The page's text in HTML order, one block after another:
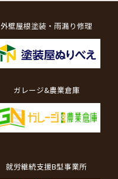
外壁屋根塗装・雨漏り修理
ガレージ&農業倉庫
就労継続支援B型事業所